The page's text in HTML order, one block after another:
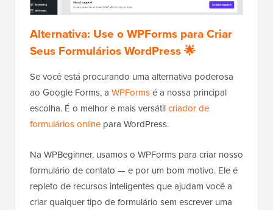
Alternativa: Use o WPForms para Criar
Seus Formulários WordPress 🌟
Se você está procurando uma alternativa poderosa
ao Google Forms, a WPFormsé a nossa principal
escolha. É o melhor e mais versátilcriador de
formulários online para WordPress.
Na WPBeginner, usamos o WPForms para criar nosso
formulário de contato — e por um bom motivo. Ele é
repleto de recursos inteligentes que ajudam você a
criar qualquer tipo de formulário sem escrever uma